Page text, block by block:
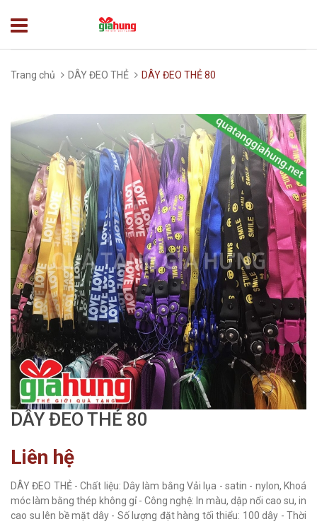
Trang chủ DÂY ĐEO THẺ DÂY ĐEO THẺ 80
DÂY ĐEO THẺ 80
Liên hệ
DÂY ĐEO THẺ - Chất liệu: Dây làm bằng Vải lụa - satin - nylon, Khoá
móc làm bằng thép không gỉ - Công nghệ: In màu, dập nổi cao su, in
cao su lên bề mặt dây - Số lượng đặt hàng tối thiểu: 100 dây - Thời